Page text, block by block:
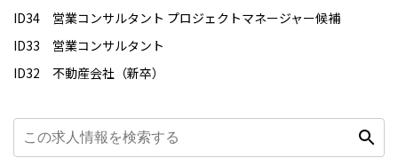
ID34 営業コンサルタント プロジェクトマネージャー候補
ID33 営業コンサルタント
ID32 不動産会社（新卒）